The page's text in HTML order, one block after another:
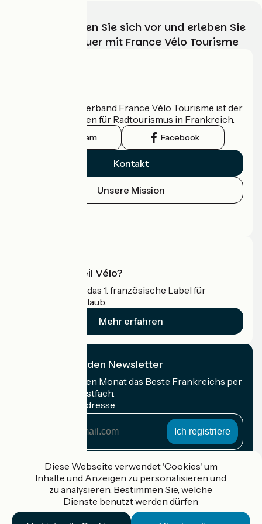
Wählen, bereiten Sie sich vor und erleben Sie
Ihr Radabenteuer mit France Vélo Tourisme
Der nationale Verband France Vélo Tourisme ist der
offizielle Leitfaden für Radtourismus in Frankreich.
Instagram Facebook
Kontakt
Unsere Mission
Was ist Accueil Vélo?
Accueil Vélo ist das 1. französische Label für
Radfahrer im Urlaub.
Mehr erfahren
Ich abonniere den Newsletter
Erhalten Sie jeden Monat das Beste Frankreichs per
Rad in Ihrem Postfach.
Meine E-Mail-Adresse
Adresse
Gefördert im Rahmen von Destination France
Diese Webseite verwendet 'Cookies' um
Inhalte und Anzeigen zu personalisieren und
zu analysieren. Bestimmen Sie, welche
Dienste benutzt werden dürfen